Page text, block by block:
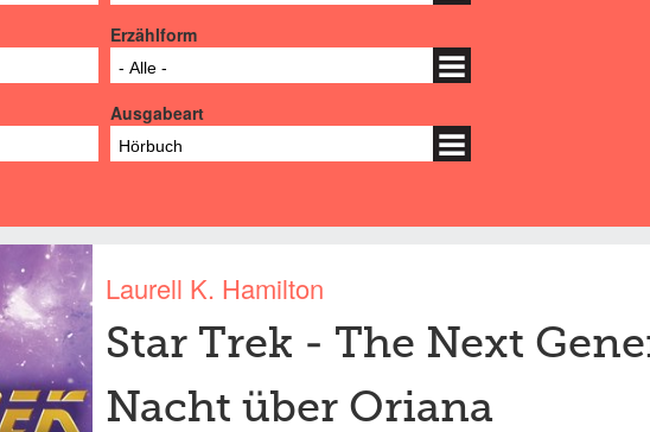
Erzählform
- Alle -
Ausgabeart
Hörbuch
Laurell K. Hamilton
Star Trek - The Next
Nacht über Oriana